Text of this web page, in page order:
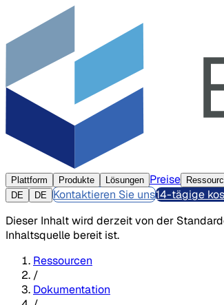
Plattform Produkte Lösungen Preise
DE
DE Kontaktieren Sie uns14-tägige
Dieser Inhalt wird derzeit von der
Inhaltsquelle bereit ist.
Ressourcen
/
Dokumentation